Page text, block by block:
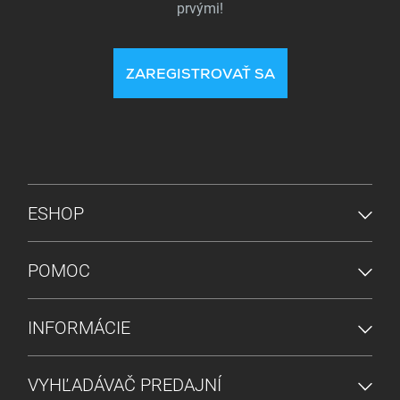
prvými!
ZAREGISTROVAŤ SA
PONUKA V PÄTE
ESHOP
POMOC
INFORMÁCIE
VYHĽADÁVAČ PREDAJNÍ